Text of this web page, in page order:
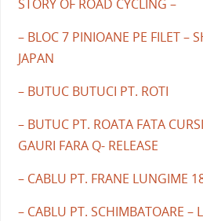
STORY OF ROAD CYCLING –
– BLOC 7 PINIOANE PE FILET –
JAPAN
– BUTUC BUTUCI PT. ROTI
– BUTUC PT. ROATA FATA
GAURI FARA Q- RELEASE
– CABLU PT. FRANE LUNGIME
– CABLU PT. SCHIMBATOARE –